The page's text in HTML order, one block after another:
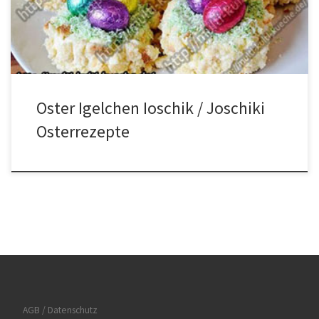
nach und nach die restlichen Zutaten außer die Kondensmilch und
die Butter dazu geben und gut verrühren, […]
Oster Igelchen Ioschik / Joschiki
Osterrezepte
AGB / Datenschutz